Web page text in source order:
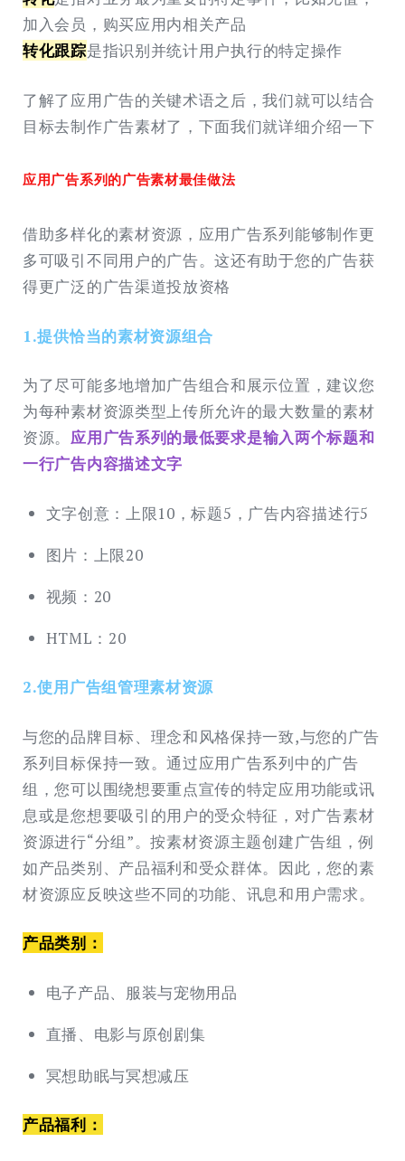
加入会员，购买应用内相关产品
转化跟踪是指识别并统计用户执行的特定操作
了解了应用广告的关键术语之后，我们就可以结合
目标去制作广告素材了，下面我们就详细介绍一下
应用广告系列的广告素材最佳做法
借助多样化的素材资源，应用广告系列能够制作更
多可吸引不同用户的广告。这还有助于您的广告获
得更广泛的广告渠道投放资格
1.提供恰当的素材资源组合
为了尽可能多地增加广告组合和展示位置，建议您
为每种素材资源类型上传所允许的最大数量的素材
资源。应用广告系列的最低要求是输入两个标题和
一行广告内容描述文字
文字创意：上限10，标题5，广告内容描述行5
图片：上限20
视频：20
HTML：20
2.使用广告组管理素材资源
与您的品牌目标、理念和风格保持一致,与您的广告
系列目标保持一致。通过应用广告系列中的广告
组，您可以围绕想要重点宣传的特定应用功能或讯
息或是您想要吸引的用户的受众特征，对广告素材
资源进行“分组”。按素材资源主题创建广告组，例
如产品类别、产品福利和受众群体。因此，您的素
材资源应反映这些不同的功能、讯息和用户需求。
产品类别：
电子产品、服装与宠物用品
直播、电影与原创剧集
冥想助眠与冥想减压
产品福利：